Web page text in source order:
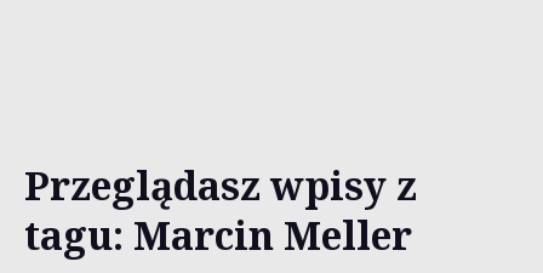
Przeglądasz wpisy z
tagu: Marcin Meller